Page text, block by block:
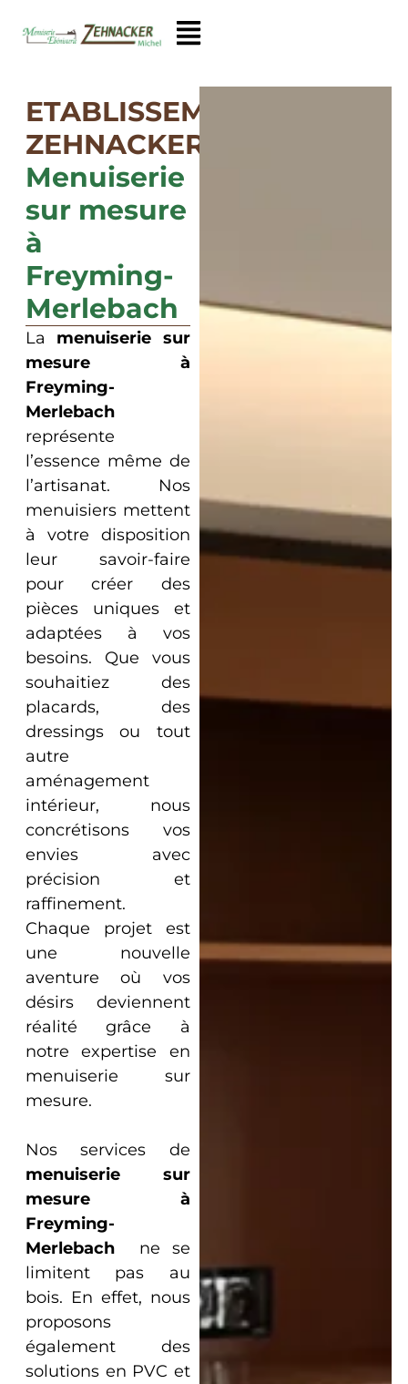
ETABLISSEMENTS
ZEHNACKER
Menuiserie
sur mesure
à
Freyming-
Merlebach
La menuiserie sur
mesure à
Freyming-
Merlebach
représente
l’essence même de
l’artisanat. Nos
menuisiers mettent
à votre disposition
leur savoir-faire
pour créer des
pièces uniques et
adaptées à vos
besoins. Que vous
souhaitiez des
placards, des
dressings ou tout
autre
aménagement
intérieur, nous
concrétisons vos
envies avec
précision et
raffinement.
Chaque projet est
une nouvelle
aventure où vos
désirs deviennent
réalité grâce à
notre expertise en
menuiserie sur
mesure.
Nos services de
menuiserie sur
mesure à
Freyming-
Merlebach
ne se
limitent pas au
bois. En effet, nous
proposons
également des
solutions en PVC et